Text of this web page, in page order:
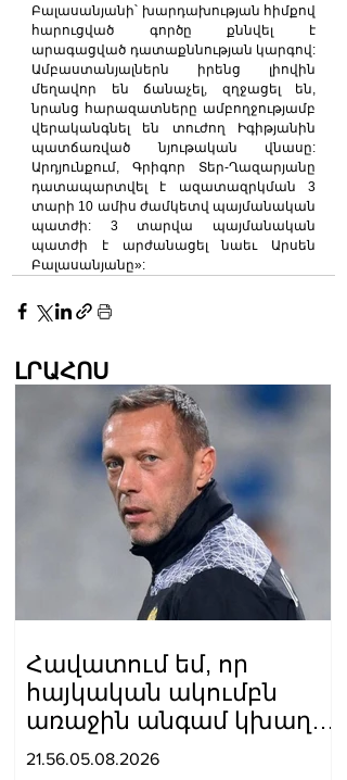
Բալասանյանի՝ խարդախության հիմքով
հարուցված գործը քննվել է
արագացված դատաքննության կարգով:
Ամբաստանյալներն իրենց լիովին
մեղավոր են ճանաչել, զղջացել են,
նրանց հարազատները ամբողջությամբ
վերականգնել են տուժող Իգիթյանին
պատճառված նյութական վնասը:
Արդյունքում, Գրիգոր Տեր-Ղազարյանը
դատապարտվել է ազատազրկման 3
տարի 10 ամիս ժամկետվ պայմանական
պատժի: 3 տարվա պայմանական
պատժի է արժանացել նաեւ Արսեն
Բալասանյանը»:
ԼՐԱՀՈՍ
Հավատում եմ, որ
հայկական ակումբն
առաջին անգամ կխաղա
ՉԼ հիմնական փուլում.
21.56.05.08.2026